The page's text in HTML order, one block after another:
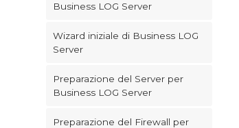
Business LOG Server
Wizard iniziale di Business LOG
Server
Preparazione del Server per
Business LOG Server
Preparazione del Firewall per